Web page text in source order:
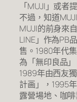
「MUJI」或者
不過，知道
MUJI的前身來
LINE」作為PB
售。1980年代
為「無印良品
1989年由西友
計画」，1995
露營場地、咖